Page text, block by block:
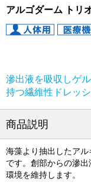
アルゴダーム トリ
滲出液を吸収しゲ
持つ繊維性ドレッシ
商品説明
海藻より抽出したア
です。創部からの滲
環境を維持します。